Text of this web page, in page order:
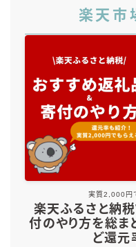
楽天市
実質2,000円
楽天ふるさと納
付のやり方を総ま
ど還元